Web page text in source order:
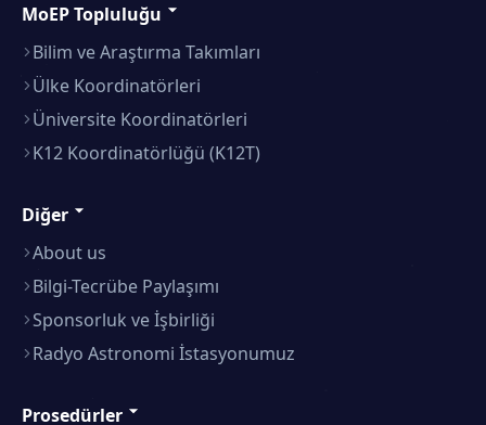
MoEP Topluluğu
Bilim ve Araştırma Takımları
Ülke Koordinatörleri
Üniversite Koordinatörleri
K12 Koordinatörlüğü (K12T)
Diğer
About us
Bilgi-Tecrübe Paylaşımı
Sponsorluk ve İşbirliği
Radyo Astronomi İstasyonumuz
Prosedürler